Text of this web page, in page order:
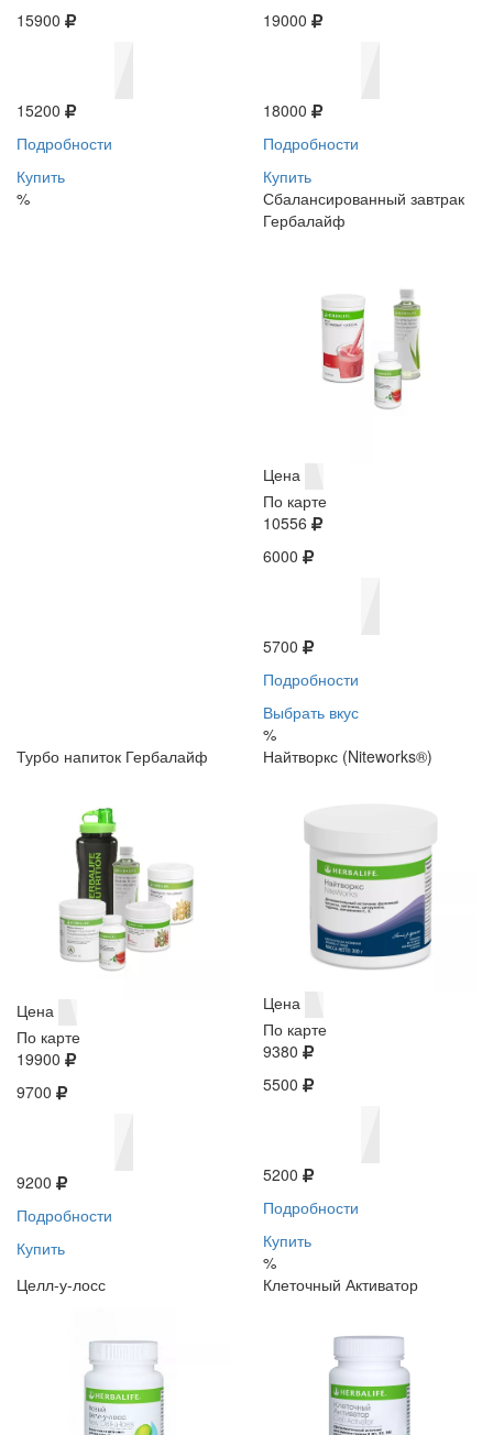
15900
15200
Подробности
Купить
%
19000
18000
Подробности
Купить
Сбалансированный завтрак
Гербалайф
Цена
По карте
10556
6000
5700
Подробности
Выбрать вкус
%
Турбо напиток Гербалайф
Цена
По карте
19900
9700
9200
Подробности
Купить
Найтворкс (Niteworks®)
Цена
По карте
9380
5500
5200
Подробности
Купить
%
Целл-у-лосс
Клеточный Активатор